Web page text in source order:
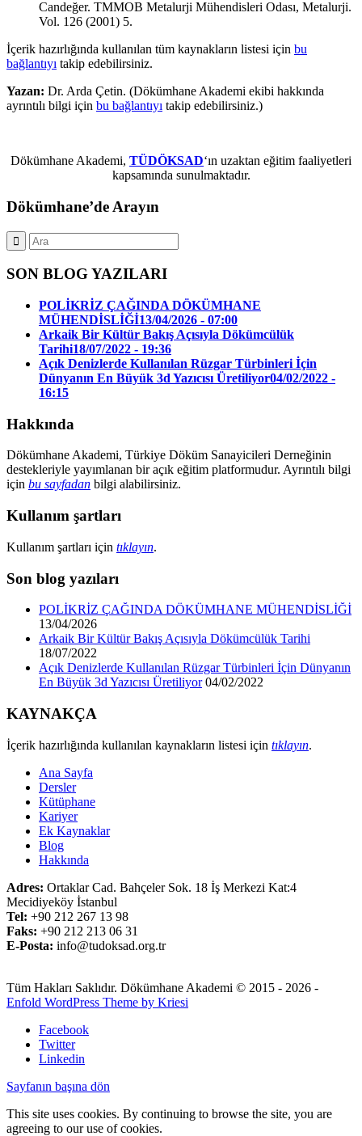
Candeğer. TMMOB Metalurji Mühendisleri Odası, Metalurji.
Vol. 126 (2001) 5.
İçerik hazırlığında kullanılan tüm kaynakların listesi için bu
bağlantıyı takip edebilirsiniz.
Yazan: Dr. Arda Çetin. (Dökümhane Akademi ekibi hakkında
ayrıntılı bilgi için bu bağlantıyı takip edebilirsiniz.)
Dökümhane Akademi, TÜDÖKSAD‘ın uzaktan eğitim faaliyetleri
kapsamında sunulmaktadır.
Dökümhane’de Arayın
SON BLOG YAZILARI
POLİKRİZ ÇAĞINDA DÖKÜMHANE
MÜHENDİSLİĞİ13/04/2026 - 07:00
Arkaik Bir Kültür Bakış Açısıyla Dökümcülük
Tarihi18/07/2022 - 19:36
Açık Denizlerde Kullanılan Rüzgar Türbinleri İçin
Dünyanın En Büyük 3d Yazıcısı Üretiliyor04/02/2022 -
16:15
Hakkında
Dökümhane Akademi, Türkiye Döküm Sanayicileri Derneğinin
destekleriyle yayımlanan bir açık eğitim platformudur. Ayrıntılı bilgi
için bu sayfadan bilgi alabilirsiniz.
Kullanım şartları
Kullanım şartları için tıklayın.
Son blog yazıları
POLİKRİZ ÇAĞINDA DÖKÜMHANE MÜHENDİSLİĞİ
13/04/2026
Arkaik Bir Kültür Bakış Açısıyla Dökümcülük Tarihi
18/07/2022
Açık Denizlerde Kullanılan Rüzgar Türbinleri İçin Dünyanın
En Büyük 3d Yazıcısı Üretiliyor 04/02/2022
KAYNAKÇA
İçerik hazırlığında kullanılan kaynakların listesi için tıklayın.
Ana Sayfa
Dersler
Kütüphane
Kariyer
Ek Kaynaklar
Blog
Hakkında
Adres: Ortaklar Cad. Bahçeler Sok. 18 İş Merkezi Kat:4
Mecidiyeköy İstanbul
Tel: +90 212 267 13 98
Faks: +90 212 213 06 31
E-Posta: info@tudoksad.org.tr
Tüm Hakları Saklıdır. Dökümhane Akademi © 2015 - 2026 -
Enfold WordPress Theme by Kriesi
Facebook
Twitter
Linkedin
Sayfanın başına dön
This site uses cookies. By continuing to browse the site, you are
agreeing to our use of cookies.